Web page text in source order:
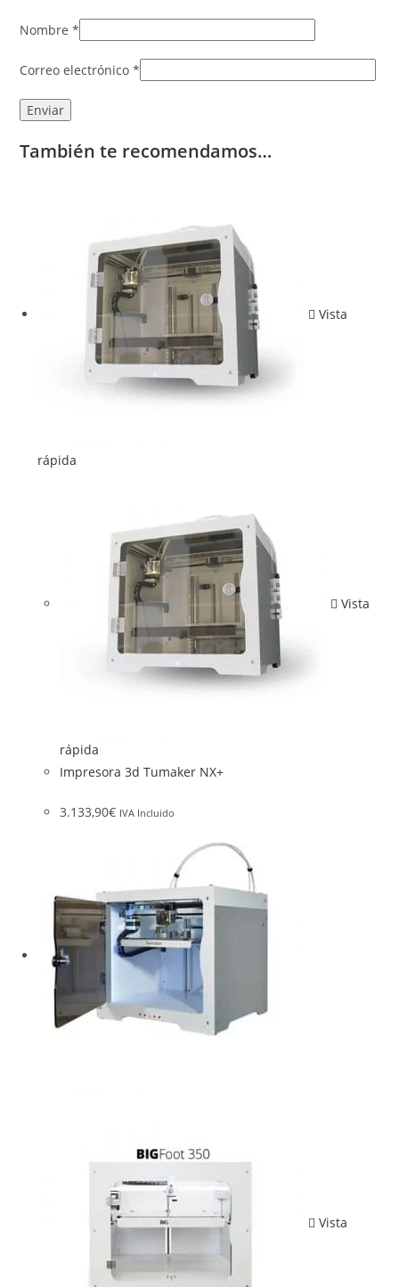
Nombre*
Correo electrónico*
También te recomendamos…
Vista
rápida
Vista
rápida
Impresora 3d Tumaker NX+
3.133,90€ IVA Incluido
Vista